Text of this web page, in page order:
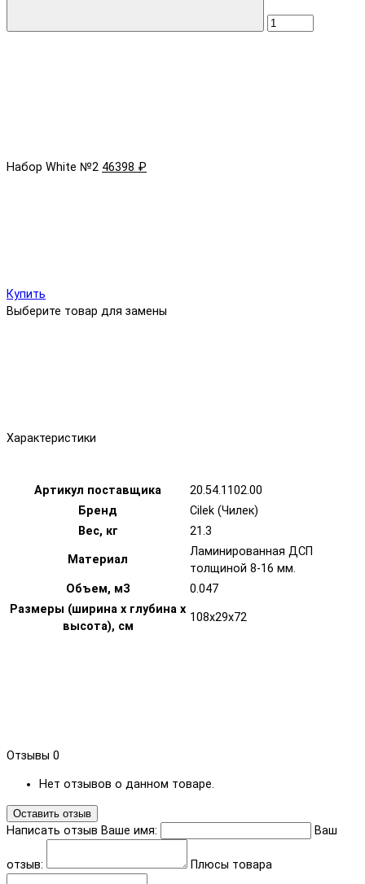
Набор White №2 46398 ₽
Купить
Выберите товар для замены
Характеристики
Артикул поставщика
20.54.1102.00
Бренд
Cilek (Чилек)
Вес, кг
21.3
Материал
Ламинированная ДСП
толщиной 8-16 мм.
Объем, м3
0.047
Размеры (ширина х глубина х
высота), см
108х29х72
Отзывы 0
Нет отзывов о данном товаре.
Оставить отзыв
Написать отзыв Ваше имя: Ваш
отзыв: Плюсы товара